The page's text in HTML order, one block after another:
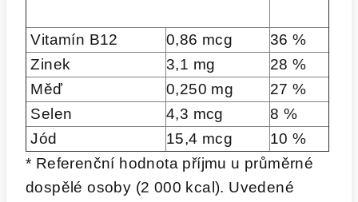
Vitamín B12 0,86 mcg
36 %
Zinek
3,1 mg
28 %
Měď
0,250 mg
27 %
Selen
4,3 mcg
8 %
Jód
15,4 mcg
10 %
* Referenční hodnota příjmu u průměrné
dospělé osoby (2 000 kcal). Uvedené